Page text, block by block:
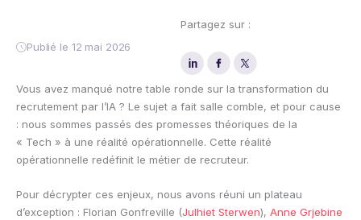
Publié le 12 mai 2026
Partagez sur :
Vous avez manqué notre table ronde sur la transformation du
recrutement par l’IA ? Le sujet a fait salle comble, et pour cause
: nous sommes passés des promesses théoriques de la
« Tech » à une réalité opérationnelle. Cette réalité
opérationnelle redéfinit le métier de recruteur.
Pour décrypter ces enjeux, nous avons réuni un plateau
d’exception : Florian Gonfreville (Julhiet Sterwen), Anne Grjebine